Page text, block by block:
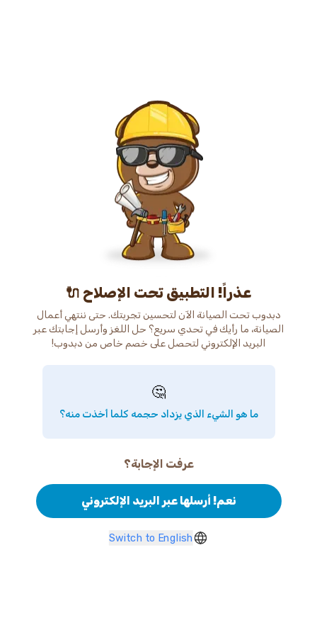
عذراً! التطبيق تحت الإصلاح 🔌
دبدوب تحت الصيانة الآن لتحسين تجربتك. حتى ننتهي أعمال
الصيانة، ما رأيك في تحدي سريع؟ حل اللغز وأرسل إجابتك عبر
البريد الإلكتروني لتحصل على خصم خاص من دبدوب!
🤔
ما هو الشيء الذي يزداد حجمه كلما أخذت منه؟
عرفت الإجابة؟
نعم! أرسلها عبر البريد الإلكتروني
Switch to English